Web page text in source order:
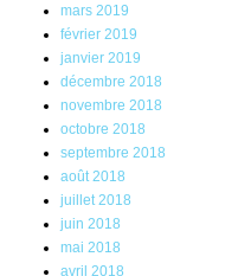
mars 2019
février 2019
janvier 2019
décembre 2018
novembre 2018
octobre 2018
septembre 2018
août 2018
juillet 2018
juin 2018
mai 2018
avril 2018